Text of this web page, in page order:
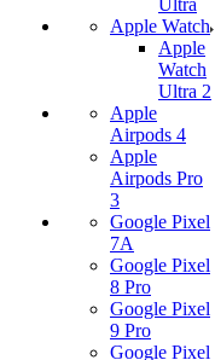
Ultra
Apple Watch
Apple
Watch
Ultra 2
Apple
Airpods 4
Apple
Airpods Pro
3
Google Pixel
7А
Google Pixel
8 Pro
Google Pixel
9 Pro
Google Pixel